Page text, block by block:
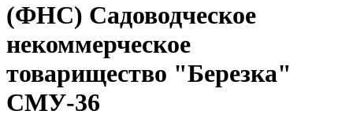
(ФНС) Садоводческое
некоммерческое
товарищество "Березка"
СМУ-36